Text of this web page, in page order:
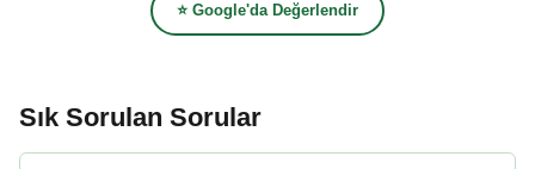
⭐ Google'da Değerlendir
Sık Sorulan Sorular